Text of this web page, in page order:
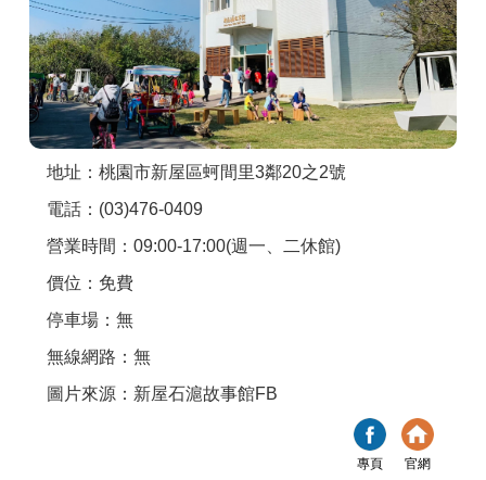
聯絡我們
APP下載
地址：桃園市新屋區蚵間里3鄰20之2號
電話：(03)476-0409
營業時間：09:00-17:00(週一、二休館)
價位：免費
停車場：無
無線網路：無
圖片來源：新屋石滬故事館FB
專頁 官網